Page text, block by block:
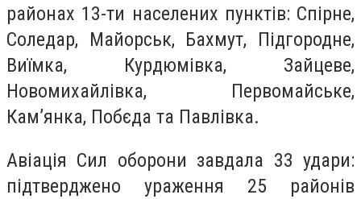
районах 13-ти населених пунктів: Спірне,
Соледар, Майорськ, Бахмут, Підгородне,
Виїмка, Курдюмівка, Зайцеве,
Новомихайлівка, Первомайське,
Кам’янка, Побєда та Павлівка.
Авіація Сил оборони завдала 33 удари:
підтверджено ураження 25 районів